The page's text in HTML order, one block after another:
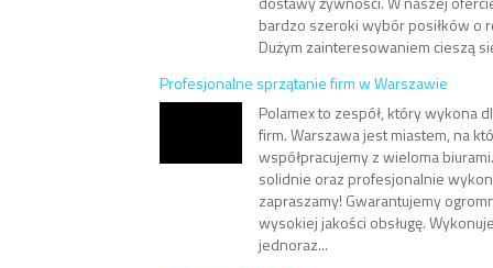
bardzo szeroki wybór posiłków o
Dużym zainteresowaniem cieszą
Profesjonalne sprzątanie firm w Warszawie
Polamex to zespół, który wykona
firm. Warszawa jest miastem, na
współpracujemy z wieloma
solidnie oraz profesjonalnie
zapraszamy! Gwarantujemy
wysokiej jakości obsługę.
jednoraz...